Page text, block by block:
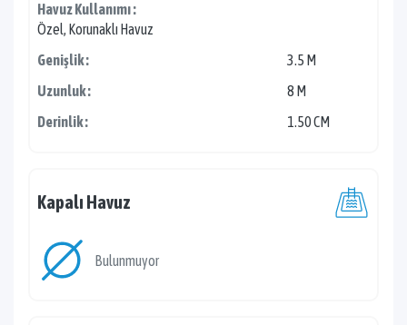
Havuz Kullanımı :
Özel, Korunaklı Havuz
Genişlik :
3.5 M
Uzunluk :
8 M
Derinlik :
1.50 CM
Kapalı Havuz
Bulunmuyor